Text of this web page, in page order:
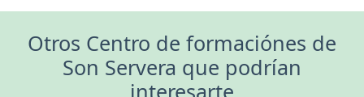
Otros Centro de formaciónes de
Son Servera que podrían
interesarte